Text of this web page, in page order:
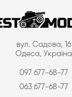
вул. Садова, 16
Одеса, Україна
097 677-68-77
063 677-68-77